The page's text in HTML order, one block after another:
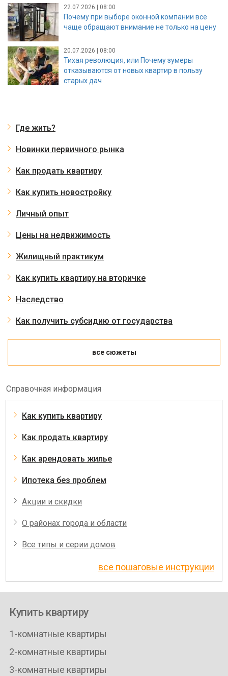
22.07.2026 | 08:00
Почему при выборе оконной компании все
чаще обращают внимание не только на цену
20.07.2026 | 08:00
Тихая революция, или Почему зумеры
отказываются от новых квартир в пользу
старых дач
Где жить?
Новинки первичного рынка
Как продать квартиру
Как купить новостройку
Личный опыт
Цены на недвижимость
Жилищный практикум
Как купить квартиру на вторичке
Наследство
Как получить субсидию от государства
все сюжеты
Справочная информация
Как купить квартиру
Как продать квартиру
Как арендовать жилье
Ипотека без проблем
Акции и скидки
О районах города и области
Все типы и серии домов
все пошаговые инструкции
Купить квартиру
1-комнатные квартиры
2-комнатные квартиры
3-комнатные квартиры